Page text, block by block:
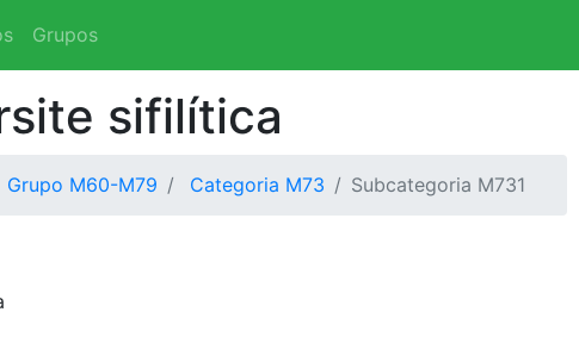
Grupos
sifilítica
Grupo M60-M79 Categoria M73 Subcategoria M731